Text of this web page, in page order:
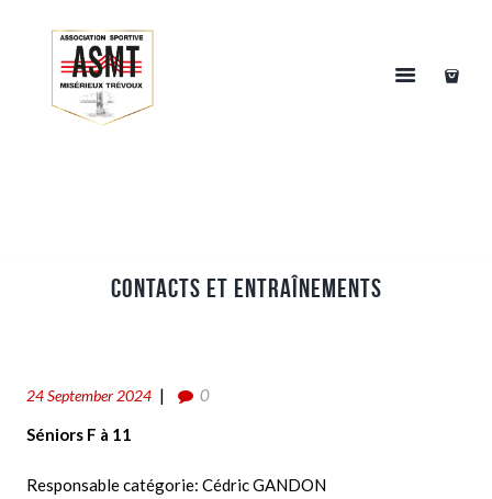
CONTACTS ET ENTRAÎNEMENTS
24 September 2024
0
Séniors F à 11
Responsable catégorie: Cédric GANDON